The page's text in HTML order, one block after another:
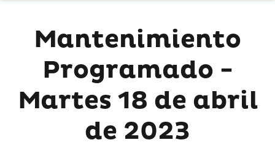
Mantenimiento
Programado -
Martes 18 de abril
de 2023